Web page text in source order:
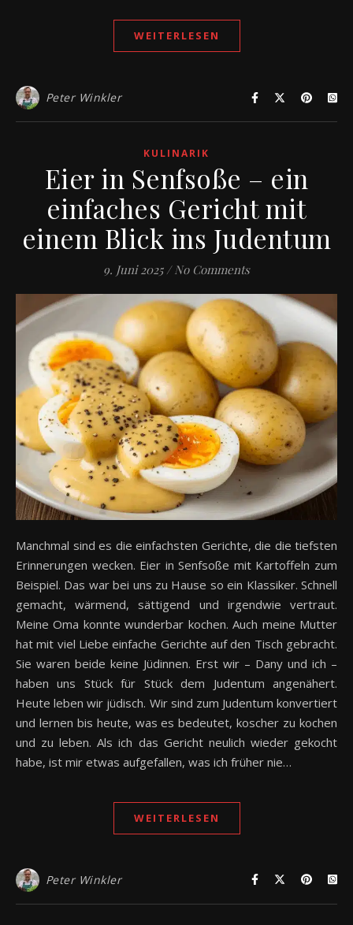
WEITERLESEN
Peter Winkler
KULINARIK
Eier in Senfsoße – ein
einfaches Gericht mit
einem Blick ins Judentum
9. Juni 2025 / No Comments
Manchmal sind es die einfachsten Gerichte, die die tiefsten
Erinnerungen wecken. Eier in Senfsoße mit Kartoffeln zum
Beispiel. Das war bei uns zu Hause so ein Klassiker. Schnell
gemacht, wärmend, sättigend und irgendwie vertraut.
Meine Oma konnte wunderbar kochen. Auch meine Mutter
hat mit viel Liebe einfache Gerichte auf den Tisch gebracht.
Sie waren beide keine Jüdinnen. Erst wir – Dany und ich –
haben uns Stück für Stück dem Judentum angenähert.
Heute leben wir jüdisch. Wir sind zum Judentum konvertiert
und lernen bis heute, was es bedeutet, koscher zu kochen
und zu leben. Als ich das Gericht neulich wieder gekocht
habe, ist mir etwas aufgefallen, was ich früher nie…
WEITERLESEN
Peter Winkler